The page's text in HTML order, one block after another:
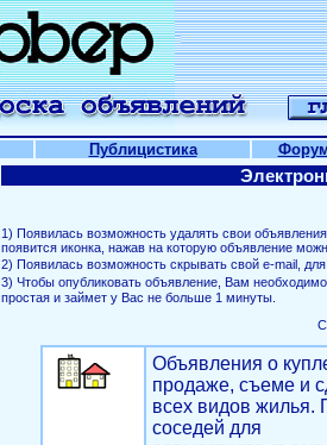
Публицистика
1) Появилась возможность удалять свои
появится иконка, нажав на которую объявление
2) Появилась возможность скрывать свой е-mail,
3) Чтобы опубликовать объявление, Вам
простая и займет у Вас не больше 1 минуты.
Объявления о
продаже, съеме и
всех видов жилья.
соседей для